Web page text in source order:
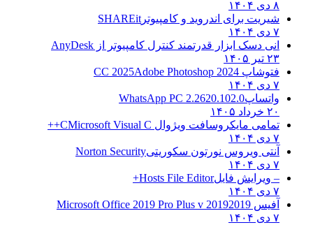
۸ دی ۱۴۰۴
شیریت برای اندروید و کامپیوتر SHAREit
۷ دی ۱۴۰۴
انی دسک ابزار قدرتمند کنترل کامپیوتر از AnyDesk
۲۳ تیر ۱۴۰۵
فتوشاپ CC 2025 Adobe Photoshop 2024
۷ دی ۱۴۰۴
واتساپWhatsApp PC 2.2620.102.0
۲۰ خرداد ۱۴۰۵
تمامی مایکروسافت ویژوال C Microsoft Visual C++
۷ دی ۱۴۰۴
آنتی ویروس نورتون سکوریتیNorton Security
۷ دی ۱۴۰۴
– ویرایش فایلHosts File Editor+
۷ دی ۱۴۰۴
آفیس 2019 2019 Microsoft Office 2019 Pro Plus v
۷ دی ۱۴۰۴